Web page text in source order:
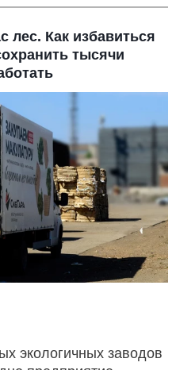
лес. Как избавиться
тысячи
экологичных заводов